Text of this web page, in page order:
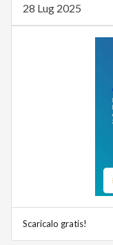
28 Lug 2025
Scaricalo gratis!